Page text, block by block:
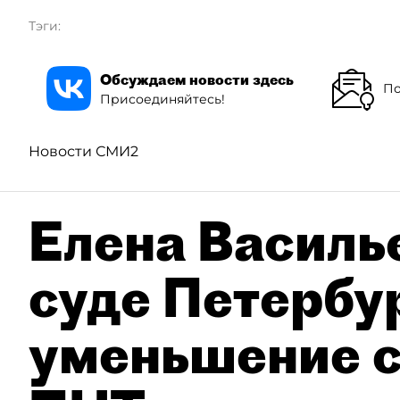
Тэги:
Обсуждаем новости здесь
Присоединяйтесь!
Новости СМИ2
Елена
суде
уменьшение